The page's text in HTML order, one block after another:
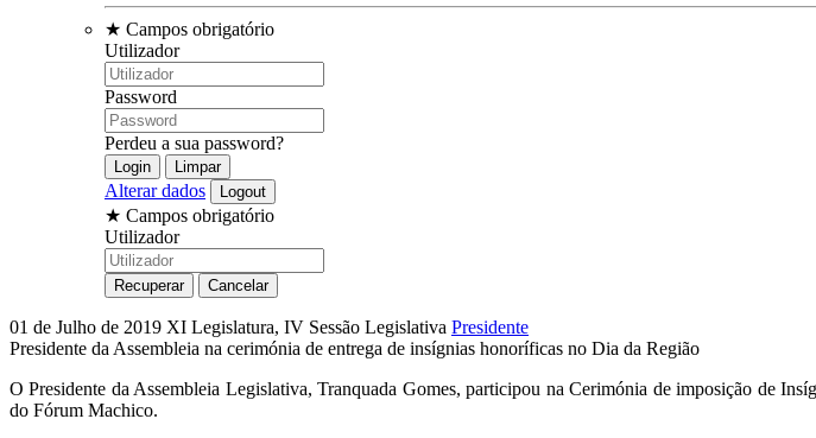
★ Campos obrigatório
Utilizador
Password
Perdeu a sua password?
Alterar dados
★ Campos obrigatório
Utilizador
01 de Julho de 2019 XI Legislatura, IV Sessão Legislativa Presidente
Presidente da Assembleia na cerimónia de entrega de insígnias honoríficas no Dia da Região
O Presidente da Assembleia Legislativa, Tranquada Gomes, participou na Cerimónia de imposição de
do Fórum Machico.